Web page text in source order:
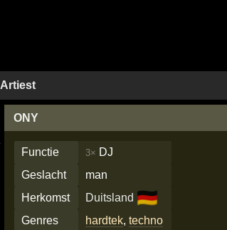
Artiest
ONY
Functie 3× DJ
Geslacht
man
Herkomst
Duitsland 🇩🇪
Genres hardtek,techno